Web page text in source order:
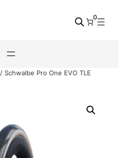
0
/ Schwalbe Pro One EVO TLE